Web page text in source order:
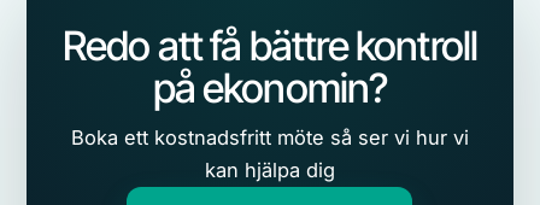
Redo att få bättre kontroll
på ekonomin?
Boka ett kostnadsfritt möte så ser vi hur vi
kan hjälpa dig